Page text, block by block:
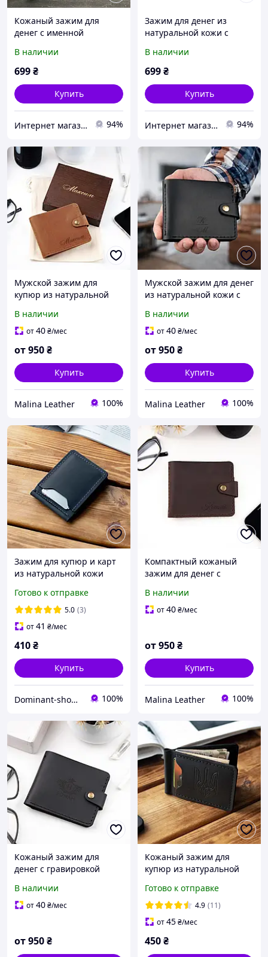
Кожаный зажим для
денег с именной
В наличии
699₴
Купить
Интернет магазин подарков с гравировкой 94%
Зажим для денег из
натуральной кожи с
В наличии
699₴
Купить
Интернет магазин подарков с гравировкой 94%
Мужской зажим для
купюр из натуральной
и гравировкой
В наличии
от40₴/мес
от950₴
Купить
Malina Leather 100%
Мужской зажим для денег
из натуральной кожи с
В наличии
от40₴/мес
от950₴
Купить
Malina Leather 100%
Зажим для купюр и карт
из натуральной кожи
синий. Держатель для
денег кошелек
Готово к отправке
5.0 (3)
от41 ₴/мес
410₴
Купить
Dominant-shop.com.ua 100%
Компактный кожаный
зажим для денег с
гравировкой
В наличии
от40₴/мес
от950₴
Купить
Malina Leather 100%
Кожаный зажим для
денег с гравировкой
или друга
В наличии
от40₴/мес
от950₴
Кожаный зажим для
купюр из натуральной
черный с гербом
Украины. Прищепка для
денег
Готово к отправке
4.9 (11)
от45₴/мес
450₴